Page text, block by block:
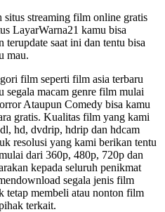
situs streaming film online gratis
LayarWarna21 kamu bisa
saat ini dan tentu bisa
mau.
film seperti film asia terbaru
segala macam genre film mulai
Ataupun Comedy bisa kamu
gratis. Kualitas film yang kami
hd, dvdrip, hdrip dan hdcam
resolusi yang kami berikan tentu
dari 360p, 480p, 720p dan
kepada seluruh penikmat
segala jenis film
tetap membeli atau nonton film
terkait.